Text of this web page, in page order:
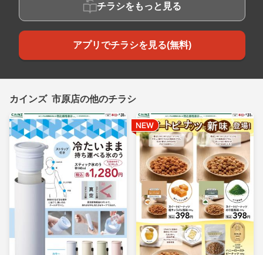
チラシをもっと見る
アプリでチラシを見る(無料)
カインズ 市原店の他のチラシ